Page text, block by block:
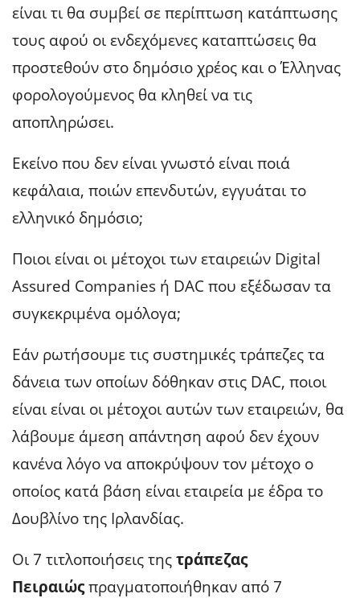
είναι τι θα συμβεί σε περίπτωση κατάπτωσης
τους αφού οι ενδεχόμενες καταπτώσεις θα
προστεθούν στο δημόσιο χρέος και ο Έλληνας
φορολογούμενος θα κληθεί να τις
αποπληρώσει.
Εκείνο που δεν είναι γνωστό είναι ποιά
κεφάλαια, ποιών επενδυτών, εγγυάται το
ελληνικό δημόσιο;
Ποιοι είναι οι μέτοχοι των εταιρειών Digital
Assured Companies ή DAC που εξέδωσαν τα
συγκεκριμένα ομόλογα;
Εάν ρωτήσουμε τις συστημικές τράπεζες τα
δάνεια των οποίων δόθηκαν στις DAC, ποιοι
είναι είναι οι μέτοχοι αυτών των εταιρειών, θα
λάβουμε άμεση απάντηση αφού δεν έχουν
κανένα λόγο να αποκρύψουν τον μέτοχο ο
οποίος κατά βάση είναι εταιρεία με έδρα το
Δουβλίνο της Ιρλανδίας.
Οι 7 τιτλοποιήσεις τηςτράπεζας
Πειραιώςπραγματοποιήθηκαν από 7